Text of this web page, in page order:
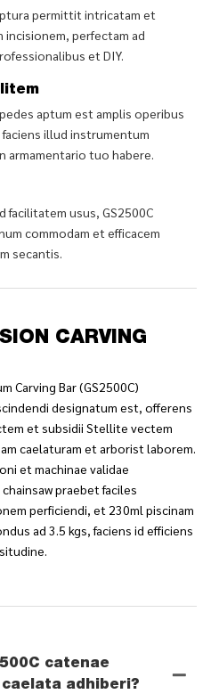
permittit intricatam et
incisionem, perfectam ad
et DIY.
aptum est amplis operibus
illud instrumentum
armamentario tuo habere.
facilitatem usus, GS2500C
commodam et efficacem
secantis.
CARVING
Carving Bar (GS2500C)
designatum est, offerens
et subsidii Stellite vectem
caelaturam et arborist laborem.
et machinae validae
praebet faciles
perficiendi, et 230ml piscinam
ad 3.5 kgs, faciens id efficiens
catenae
adhiberi?